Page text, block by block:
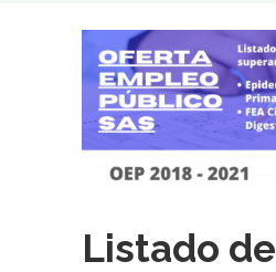
Listado de